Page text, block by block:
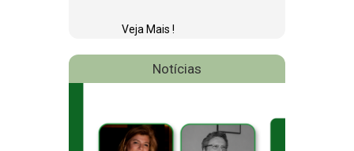
Veja Mais !
Notícias